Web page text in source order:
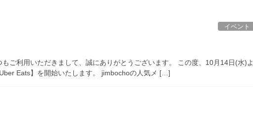
イベント
ご利用いただきまして、誠にありがとうございます。 この度、10月14日(水)よ
Eats】を開始いたします。 jimbochoの人気メ […]